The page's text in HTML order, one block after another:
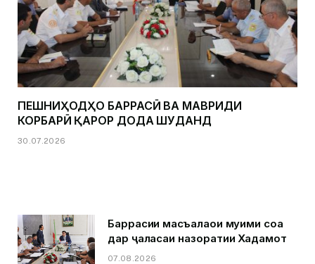
ПЕШНИҲОДҲО БАРРАСӢ ВА МАВРИДИ
КОРБАРӢ ҚАРОР ДОДА ШУДАНД
30.07.2026
Баррасии масъалаҳои муҳими соҳа
дар ҷаласаи назоратии Хадамот
07.08.2026